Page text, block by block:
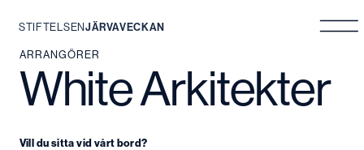
Hoppa
innehåll
STIFTELSENJÄRVAVECKAN
ARRANGÖRER
White Arkitekter
Vill du sitta vid vårt bord?